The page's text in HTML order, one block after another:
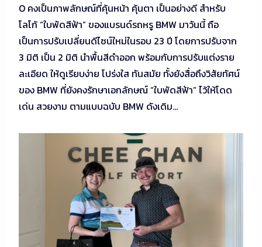
O คงเป็นภาพลักษณ์ที่คุ้นหน้า คุ้นตา เป็นอย่างดี สำหรับ
โลโก้ “ใบพัดสีฟ้า” ของแบรนด์รถหรู BMW มาวันนี้ ถือ
เป็นการปรับเปลี่ยนดีไซน์ใหม่ในรอบ 23 ปี โดยการปรับจาก
3 มิติ เป็น 2 มิติ นำพื้นสีดำออก พร้อมกับการปรับแต่งราย
ละเอียด ให้ดูเรียบง่าย โปร่งใส ทันสมัย ทั้งยังสื่อถึงวิสัยทัศน์
ของ BMW ที่ยังคงรักษาเอกลักษณ์ “ใบพัดสีฟ้า” ไว้ให้โดด
เด่น สวยงาม ตามแบบฉบับ BMW ดังเดิม…